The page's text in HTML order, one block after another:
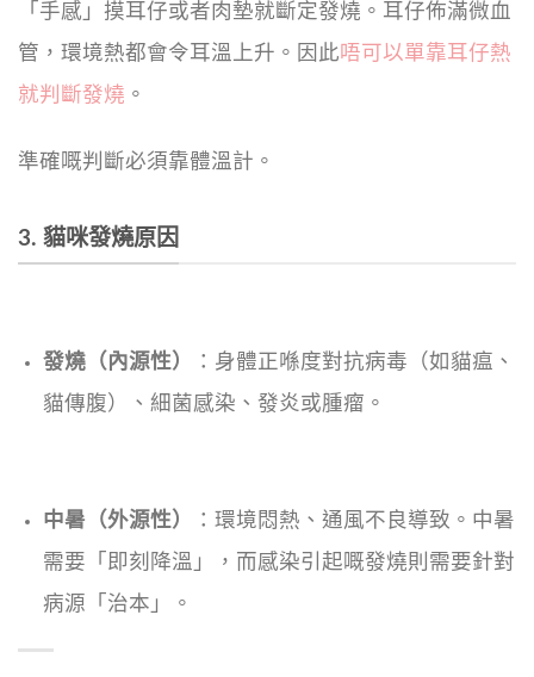
「手感」摸耳仔或者肉墊就斷定發燒。耳仔佈滿微血
管，環境熱都會令耳溫上升。因此唔可以單靠耳仔熱
就判斷發燒 。
準確嘅判斷必須靠體溫計。
3. 貓咪發燒原因
發燒（內源性） ：身體正喺度對抗病毒（如貓瘟、
貓傳腹）、細菌感染、發炎或腫瘤。
中暑（外源性） ：環境悶熱、通風不良導致。中暑
需要「即刻降溫」，而感染引起嘅發燒則需要針對
病源「治本」。